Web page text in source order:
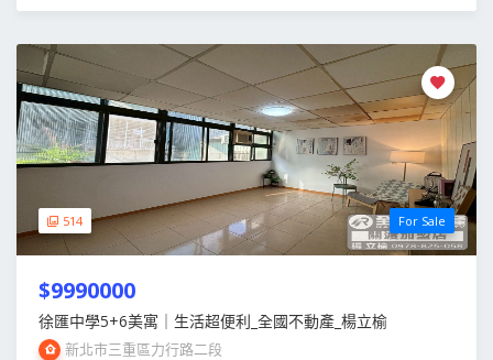
514 For Sale
$9990000
徐匯中學5+6美寓｜生活超便利_全國不動產_楊立榆
新北市三重區力行路二段